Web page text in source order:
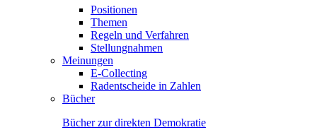
Positionen
Themen
Regeln und Verfahren
Stellungnahmen
Meinungen
E-Collecting
Radentscheide in Zahlen
Bücher
Bücher zur direkten Demokratie